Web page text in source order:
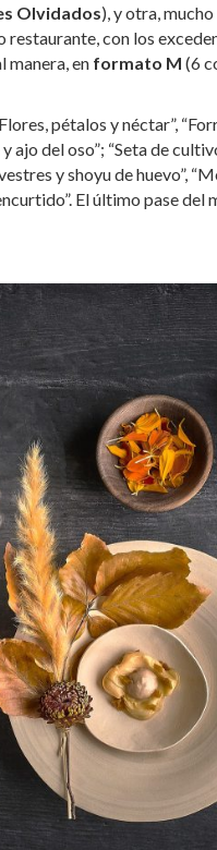
Olvidados), y otra,
restaurante, con los
manera, en formato M (6
pétalos y néctar”,
del oso”; “Seta de
y shoyu de huevo”,
El último pase